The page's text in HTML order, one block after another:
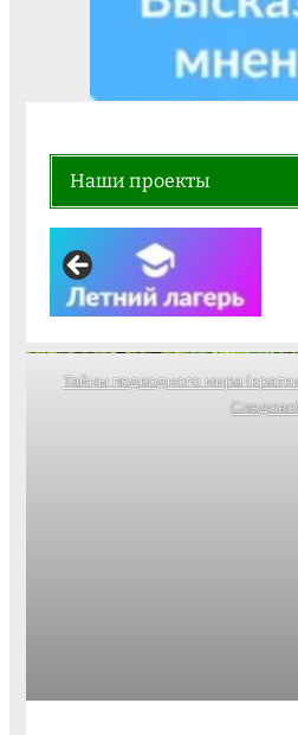
Наши проекты
Тайны подводного мира
Следово)